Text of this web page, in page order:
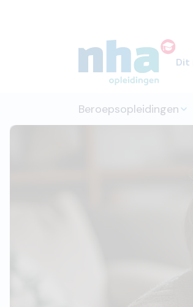
Dit
Beroepsopleidingen